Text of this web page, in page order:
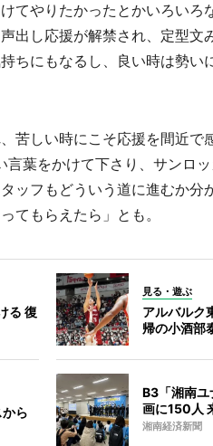
てやりたかったとかいろいろ
出し応援が解禁され、定型文
ちにもなるし、良い時は勢い
苦しい時にこそ応援を間近で
葉をかけて下さり、サンロ
ッフもどういう道に進むか分
てもらえたら」とも。
る 復
見る・遊ぶ
アルバルク
帰の小酒部
ら
B3「湘南ユ
画に150人
湘南経済新聞